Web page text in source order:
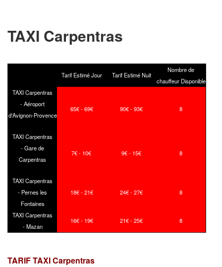
TAXI Carpentras
Tarif Estimé Jour Tarif Estimé Nuit
Nombre de
chauffeur Disponible
TAXI Carpentras
- Aéroport
d'Avignon-Provence
65€ - 69€ 90€ - 93€ 8
TAXI Carpentras
- Gare de
Carpentras
7€ - 10€ 9€ - 15€ 8
TAXI Carpentras
- Pernes les
Fontaines
18€ - 21€ 24€ - 27€ 8
TAXI Carpentras
- Mazan
16€ - 19€ 21€ - 25€ 8
TARIF TAXI Carpentras